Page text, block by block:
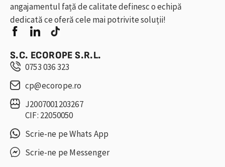
angajamentul față de calitate definesc o echipă
dedicată ce oferă cele mai potrivite soluții!
S.C. ECOROPE S.R.L.
0753 036 323
cp@ecorope.ro
J2007001203267
CIF: 22050050
Scrie-ne pe Whats App
Scrie-ne pe Messenger